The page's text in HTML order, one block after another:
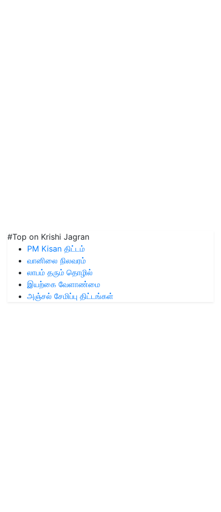
#Top on Krishi Jagran
PM Kisan திட்டம்
வானிலை நிலவரம்
லாபம் தரும் தொழில்
இயற்கை வேளாண்மை
அஞ்சல் சேமிப்பு திட்டங்கள்